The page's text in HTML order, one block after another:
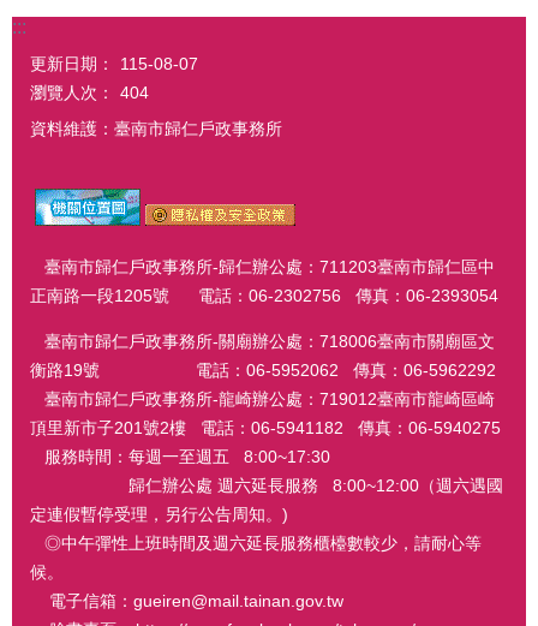
:::
更新日期：
115-08-07
瀏覽人次：
404
資料維護：臺南市歸仁戶政事務所
臺南市歸仁戶政事務所-歸仁辦公處：711203臺南市歸仁區中
正南路一段1205號 電話：06-2302756 傳真：06-2393054
臺南市歸仁戶政事務所-關廟辦公處：718006臺南市關廟區文
衡路19號 電話：06-5952062 傳真：06-5962292
臺南市歸仁戶政事務所-龍崎辦公處：719012臺南市龍崎區崎
頂里新市子201號2樓 電話：06-5941182 傳真：06-5940275
服務時間：每週一至週五 8:00~17:30
歸仁辦公處 週六延長服務 8:00~12:00（週六遇國
定連假暫停受理，另行公告周知。)
◎中午彈性上班時間及週六延長服務櫃檯數較少，請耐心等
候。
電子信箱：gueiren@mail.tainan.gov.tw